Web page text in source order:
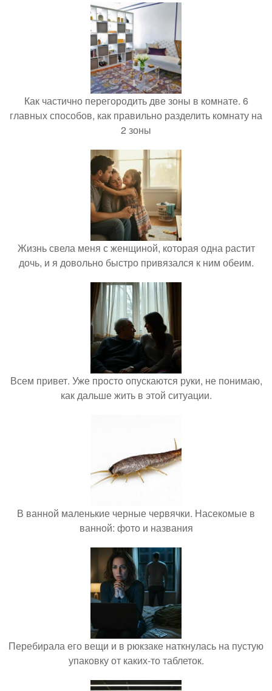
Как частично перегородить две зоны в комнате. 6
главных способов, как правильно разделить комнату на
2 зоны
Жизнь свела меня с женщиной, которая одна растит
дочь, и я довольно быстро привязался к ним обеим.
Всем привет. Уже просто опускаются руки, не понимаю,
как дальше жить в этой ситуации.
В ванной маленькие черные червячки. Насекомые в
ванной: фото и названия
Перебирала его вещи и в рюкзаке наткнулась на пустую
упаковку от каких-то таблеток.